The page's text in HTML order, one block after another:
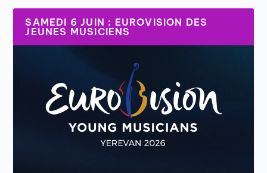
SAMEDI 6 JUIN : EUROVISION DES
JEUNES MUSICIENS